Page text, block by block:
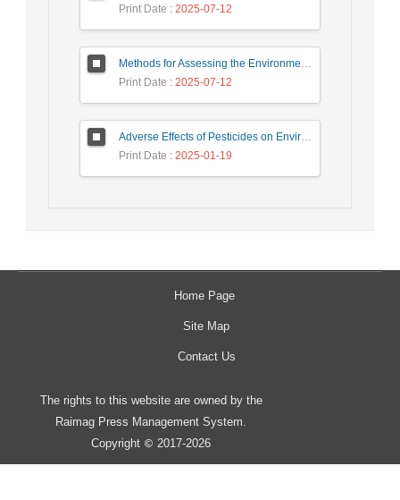
Print Date : 2025-07-12
Methods for Assessing the Environmental Impacts of the Steel Industry within the DPSIR Framework
Print Date : 2025-07-12
Adverse Effects of Pesticides on Environment and Non-target organisms
Print Date : 2025-01-19
Home Page
Site Map
Contact Us
The rights to this website are owned by the
Raimag Press Management System.
Copyright © 2017-2026